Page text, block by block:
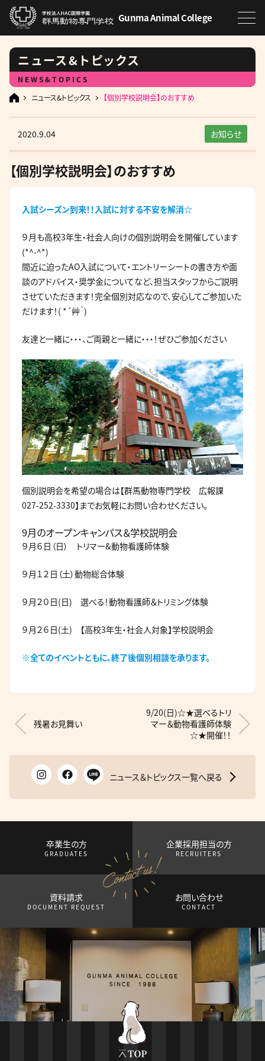
Gunma Animal College
ニュース&トピックス
NEWS&TOPICS
ニュース&トピックス
【個別学校説明会】のおすすめ
2020.9.04 お知らせ
【個別学校説明会】のおすすめ
入試シーズン到来！！入試に対する不安を解消☆
９月も高校3年生・社会人向けの個別説明会を開催しています
(*^-^*)
間近に迫ったAO入試について・エントリーシートの書き方や面
談のアドバイス・奨学金についてなど、担当スタッフからご説明
させていただきます！完全個別対応なので、安心してご参加いた
だけます！( *´艸｀)
友達と一緒に・・・、ご両親と一緒に・・・！ぜひご参加ください
個別説明会を希望の場合は【群馬動物専門学校 広報課
027-252-3330】までお気軽にお問い合わせください。
9月のオープンキャンパス＆学校説明会
９月６日（日） トリマー&動物看護師体験
９月１２日（土）動物総合体験
９月２０日(日) 選べる！動物看護師＆トリミング体験
９月２６日(土) 【高校3年生・社会人対象】学校説明会
※全てのイベントともに、終了後個別相談を承ります。
残暑お見舞い
9/20(日)☆★選べるトリ
マー＆動物看護師体験
☆★開催！！
ニュース＆トピックス一覧へ戻る
卒業生の方
GRADUATES
企業採用担当の方
RECRUITERS
資料請求
DOCUMENT REQUEST
お問い合わせ
CONTACT